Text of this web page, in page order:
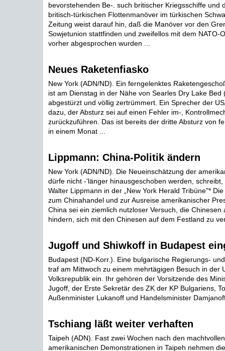
bevorstehenden Be-. such britischer Kriegsschiffe und
britisch-türkischen Flottenmanöver im türkischen
Zeitung weist darauf hin, daß die Manöver vor den
Sowjetunion stattfinden und zweifellos mit dem NATO-
vorher abgesprochen wurden ...
Neues Raketenfiasko
New York (ADN/ND). Ein ferngelenktes
ist am Dienstag in der Nähe von Searles Dry Lake Bed
abgestürzt und völlig zertrümmert. Ein Sprecher der
dazu, der Absturz sei auf einen Fehler im-,
zurückzuführen. Das ist bereits der dritte Absturz von
in einem Monat ...
Lippmann: China-Politik ändern
New York (ADN/ND). Die Neueinschätzung der
dürfe nicht -'länger hinausgeschoben werden,
Walter Lippmann in der „New York Herald Tribüne"*
zum Chinahandel und zur Ausreise amerikanischer
China sei ein ziemlich nutzloser Versuch, die Chinesen
hindern, sich mit den Chinesen auf dem Festland zu
Jugoff und Shiwkoff in Budapest
Budapest (ND-Korr.). Eine bulgarische Regierungs-
traf am Mittwoch zu einem mehrtägigen Besuch in der
Volksrepublik ein. Ihr gehören der Vorsitzende des
Jugoff, der Erste Sekretär des ZK der KP Bulgariens,
Außenminister Lukanoff und Handelsminister
Tschiang läßt weiter verhaften
Taipeh (ADN). Fast zwei Wochen nach den
amerikanischen Demonstrationen in Taipeh nehmen